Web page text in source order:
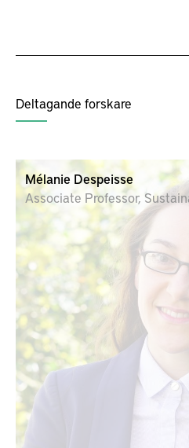
Deltagande forskare
Mélanie Despeisse
Associate Professor,